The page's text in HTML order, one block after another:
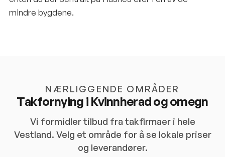
mindre bygdene.
NÆRLIGGENDE OMRÅDER
Takfornying i Kvinnheradog omegn
Vi formidler tilbud fra takfirmaer i hele
Vestland. Velg et område for å se lokale priser
og leverandører.